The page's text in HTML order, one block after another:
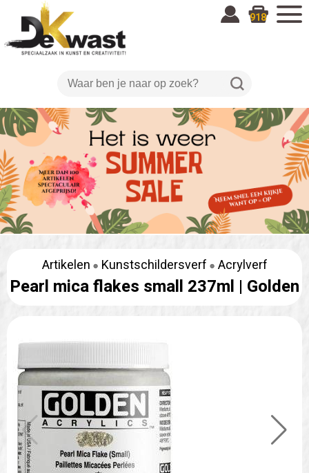
918
Artikelen Kunstschildersverf Acrylverf
Pearl mica flakes small 237ml | Golden